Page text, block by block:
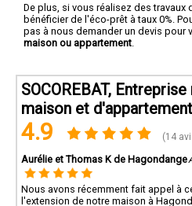
De plus, si vous réalisez des
bénéficier de l'éco-prêt à taux 0%.
pas à nous demander un devis pour
maison ou appartement
SOCOREBAT,
maison et
4.9 (14
Aurélie et Thomas K de Hagondange
Nous avons récemment fait appel à
l'extension de notre maison à